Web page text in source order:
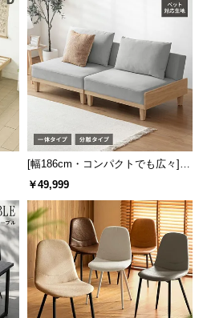
[幅186cm・コンパクトでも広々] 3
人掛けソファベッド リクライニン
￥49,999